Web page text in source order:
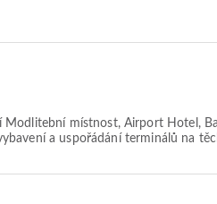
Modlitební místnost, Airport Hotel,
a uspořádání terminálů na